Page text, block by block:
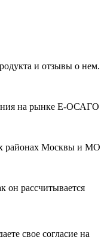
и отзывы о нем.
на рынке Е-ОСАГО
районах Москвы и МО
он рассчитывается
свое согласие на